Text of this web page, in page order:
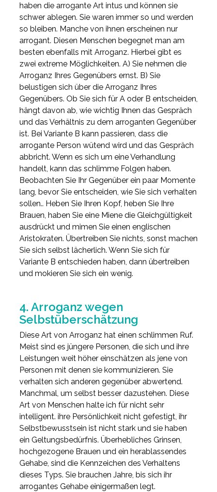
haben die arrogante Art intus und können sie
schwer ablegen. Sie waren immer so und werden
so bleiben. Manche von ihnen erscheinen nur
arrogant. Diesen Menschen begegnet man am
besten ebenfalls mit Arroganz. Hierbei gibt es
zwei extreme Möglichkeiten. A) Sie nehmen die
Arroganz Ihres Gegenübers ernst. B) Sie
belustigen sich über die Arroganz Ihres
Gegenübers. Ob Sie sich für A oder B entscheiden,
hängt davon ab, wie wichtig Ihnen das Gespräch
und das Verhältnis zu dem arroganten Gegenüber
ist. Bei Variante B kann passieren, dass die
arrogante Person wütend wird und das Gespräch
abbricht. Wenn es sich um eine Verhandlung
handelt, kann das schlimme Folgen haben.
Beobachten Sie Ihr Gegenüber ein paar Momente
lang, bevor Sie entscheiden, wie Sie sich verhalten
sollen.. Heben Sie Ihren Kopf, heben Sie Ihre
Brauen, haben Sie eine Miene die Gleichgültigkeit
ausdrückt und mimen Sie einen englischen
Aristokraten. Übertreiben Sie nichts, sonst machen
Sie sich selbst lächerlich. Wenn Sie sich für
Variante B entschieden haben, dann übertreiben
und mokieren Sie sich ein wenig.
4. Arroganz wegen
Selbstüberschätzung
Diese Art von Arroganz hat einen schlimmen Ruf.
Meist sind es jüngere Personen, die sich und ihre
Leistungen weit höher einschätzen als jene von
Personen mit denen sie kommunizieren. Sie
verhalten sich anderen gegenüber abwertend.
Manchmal, um selbst besser dazustehen. Diese
Art von Menschen halte ich für nicht sehr
intelligent. ihre Persönlichkeit nicht gefestigt, ihr
Selbstbewusstsein ist nicht stark und sie haben
ein Geltungsbedürfnis. Überhebliches Grinsen,
hochgezogene Brauen und ein herablassendes
Gehabe, sind die Kennzeichen des Verhaltens
dieses Typs. Sie brauchen Jahre, bis sich ihr
arrogantes Gehabe einigermaßen legt.